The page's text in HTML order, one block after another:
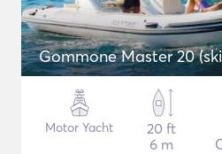
Gommone Master 20
Motor Yacht
20 ft
6 m